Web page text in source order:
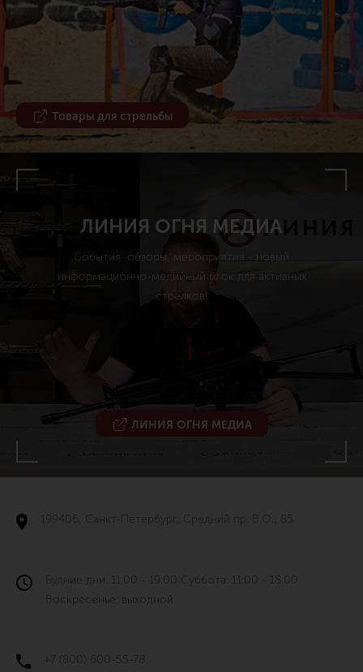
ЛИНИЯ ОГНЯ МЕДИА
События, обзоры, мероприятия - новый
информационно-медийный блок для активных
стрелков!
ЛИНИЯ ОГНЯ МЕДИА
Товары для стрельбы
199406, Санкт-Петербург, Средний пр. В.О., 85
Будние дни: 11:00 - 19:00 Суббота: 11:00 - 18:00
Воскресенье: выходной
+7 (800) 600-55-78